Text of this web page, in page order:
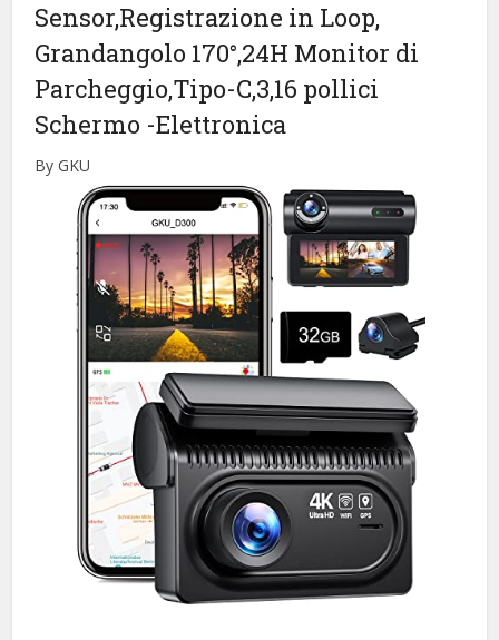
Sensor,Registrazione in Loop,
Grandangolo 170°,24H Monitor di
Parcheggio,Tipo-C,3,16 pollici
Schermo -Elettronica
By GKU